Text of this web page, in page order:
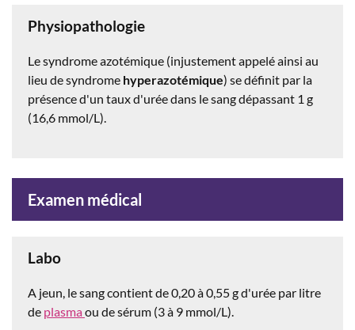
Physiopathologie
Le syndrome azotémique (injustement appelé ainsi au
lieu de syndrome hyperazotémique) se définit par la
présence d'un taux d'urée dans le sang dépassant 1 g
(16,6 mmol/L).
Examen médical
Labo
A jeun, le sang contient de 0,20 à 0,55 g d'urée par litre
de plasmaou de sérum (3 à 9 mmol/L).